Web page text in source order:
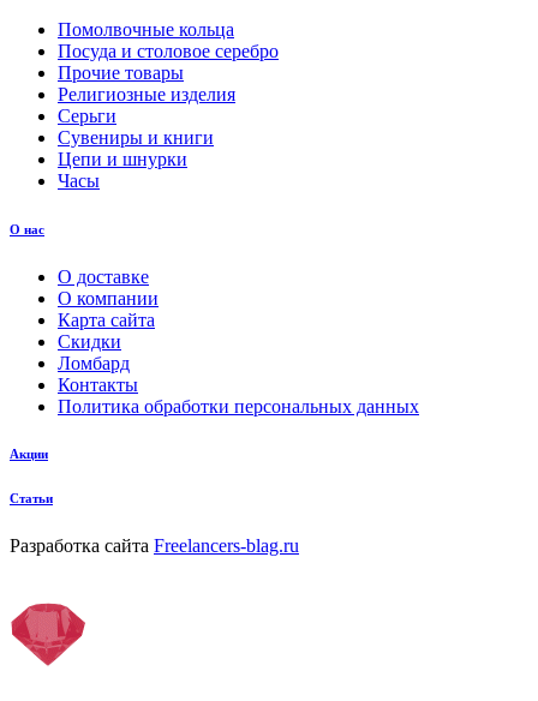
Помолвочные кольца
Посуда и столовое серебро
Прочие товары
Религиозные изделия
Серьги
Сувениры и книги
Цепи и шнурки
Часы
О нас
О доставке
О компании
Карта сайта
Скидки
Ломбард
Контакты
Политика обработки персональных данных
Акции
Статьи
Разработка сайта Freelancers-blag.ru